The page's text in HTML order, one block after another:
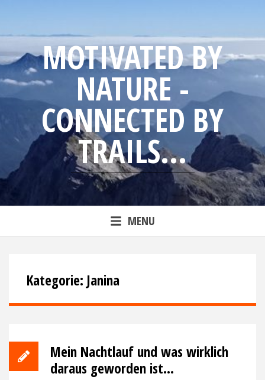
content
MOTIVATED BY
NATURE -
CONNECTED BY
TRAILS...
Blog from trailrunning Jens
MENU
Kategorie: Janina
Mein Nachtlauf und was wirklich
daraus geworden ist…